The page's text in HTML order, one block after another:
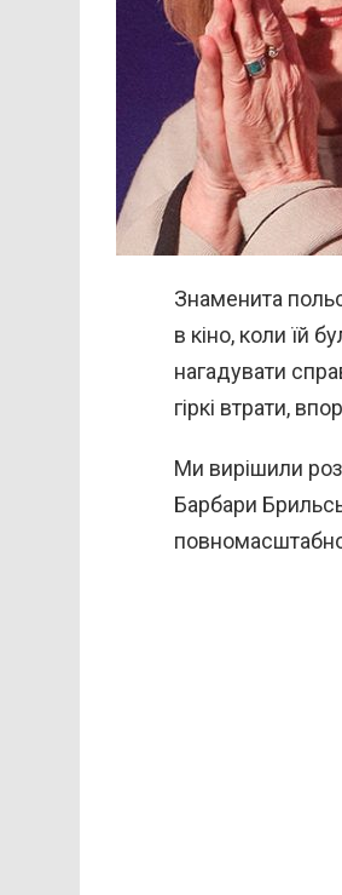
Знаменита
в кіно, коли їй
нагадувати
гіркі втрати,
Ми вирішили
Барбари